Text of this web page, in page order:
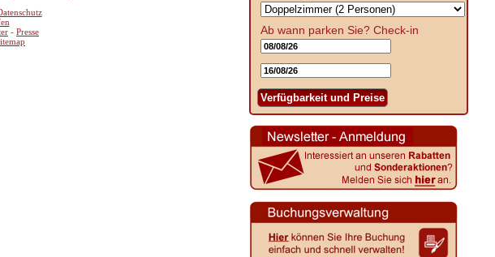
- Presse
Ab wann parken Sie? Check-in
Verfügbarkeit und Preise